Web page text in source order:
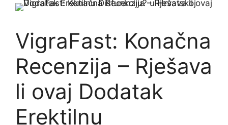
VigraFast: Konačna
Recenzija – Rješava
li ovaj Dodatak
Erektilnu